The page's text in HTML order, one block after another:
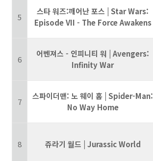
5
스타 워즈:깨어난 포스 | Star Wars:
Episode VII - The Force Awakens
6
어벤져스 - 인피니티 워 | Avengers:
Infinity War
7
스파이더맨: 노 웨이 홈 | Spider-Man:
No Way Home
8 쥬라기 월드 | Jurassic World